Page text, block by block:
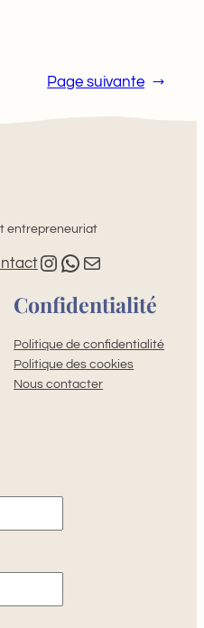
Page suivante →
entrepreneuriat
Instagram Whatsapp E-mail
Confidentialité
Politique de confidentialité
Politique des cookies
Nous contacter